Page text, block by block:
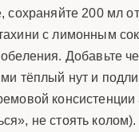
сохраняйте 200 мл
с лимонным
Добавьте
тёплый нут и
консистенции
не стоять